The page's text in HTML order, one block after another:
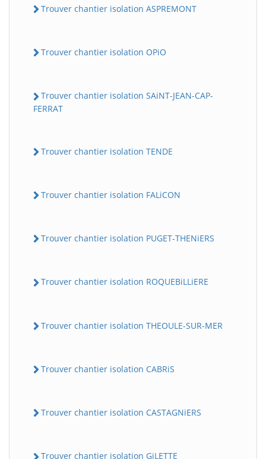
Trouver chantier isolation ASPREMONT
Trouver chantier isolation OPiO
Trouver chantier isolation SAiNT-JEAN-CAP-
FERRAT
Trouver chantier isolation TENDE
Trouver chantier isolation FALiCON
Trouver chantier isolation PUGET-THENiERS
Trouver chantier isolation ROQUEBiLLiERE
Trouver chantier isolation THEOULE-SUR-MER
Trouver chantier isolation CABRiS
Trouver chantier isolation CASTAGNiERS
Trouver chantier isolation GiLETTE